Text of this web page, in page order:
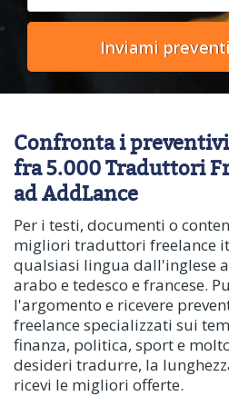
Confronta i
fra 5.000 Traduttori
ad AddLance
Per i testi, documenti o
migliori traduttori freelance
qualsiasi lingua dall'inglese
arabo e tedesco e francese.
l'argomento e ricevere
freelance specializzati sui
finanza, politica, sport e
desideri tradurre, la
ricevi le migliori offerte.